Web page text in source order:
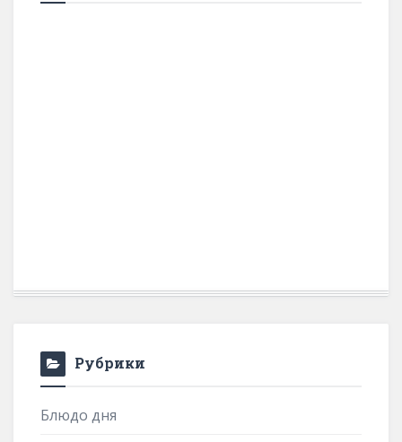
Рубрики
Блюдо дня